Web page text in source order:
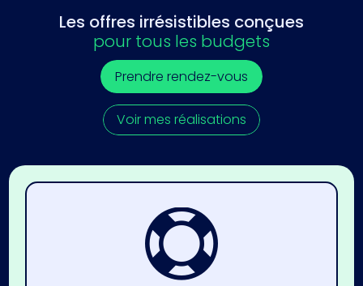
Les offres irrésistibles conçues
pour tous les budgets
Prendre rendez-vous
Voir mes réalisations
